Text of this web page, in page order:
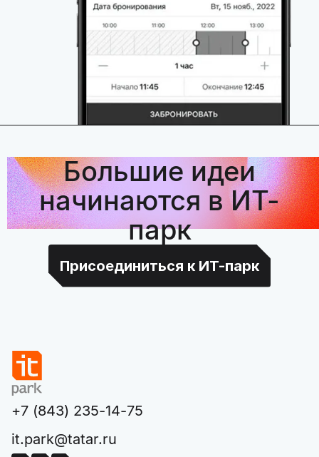
Большие идеи
начинаются в ИТ-
парк
Присоединиться к ИТ-парк
+7 (843) 235-14-75
it.park@tatar.ru